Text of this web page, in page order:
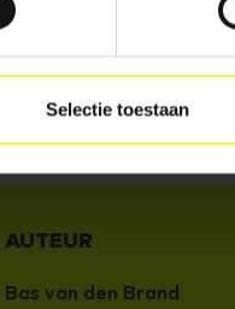
Selectie toestaan
AUTEUR
Bas van den Brand